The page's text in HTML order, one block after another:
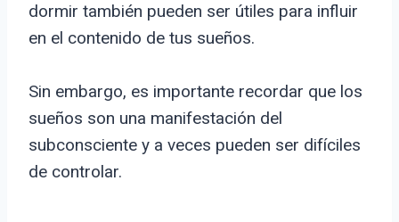
dormir también pueden ser útiles para influir
en el contenido de tus sueños.
Sin embargo, es importante recordar que los
sueños son una manifestación del
subconsciente y a veces pueden ser difíciles
de controlar.